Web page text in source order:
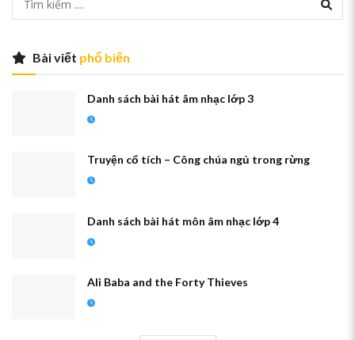
Bài viết phổ biến
Danh sách bài hát âm nhạc lớp 3
Truyện cổ tích – Công chúa ngủ trong rừng
Danh sách bài hát môn âm nhạc lớp 4
Ali Baba and the Forty Thieves